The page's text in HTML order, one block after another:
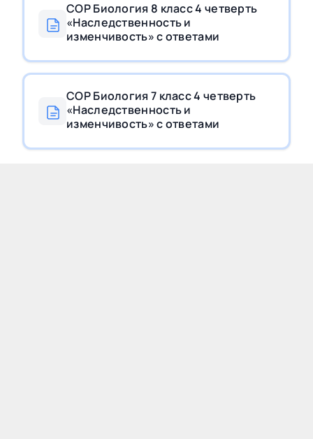
СОР Биология 8 класс 4 четверть
«Наследственность и
изменчивость» с ответами
СОР Биология 7 класс 4 четверть
«Наследственность и
изменчивость» с ответами